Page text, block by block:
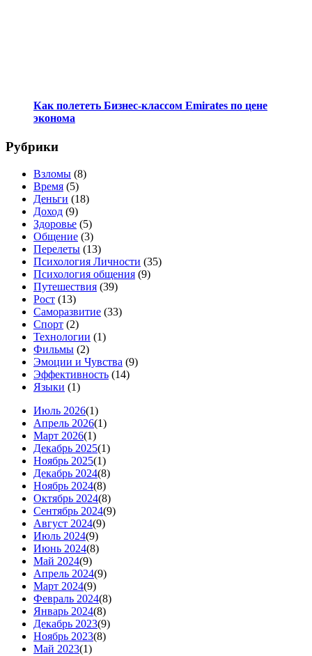
Как полететь Бизнес-классом Emirates по цене
эконома
Рубрики
Взломы (8)
Время (5)
Деньги (18)
Доход (9)
Здоровье (5)
Общение (3)
Перелеты (13)
Психология Личности (35)
Психология общения (9)
Путешествия (39)
Рост (13)
Саморазвитие (33)
Спорт (2)
Технологии (1)
Фильмы (2)
Эмоции и Чувства (9)
Эффективность (14)
Языки (1)
Июль 2026(1)
Апрель 2026(1)
Март 2026(1)
Декабрь 2025(1)
Ноябрь 2025(1)
Декабрь 2024(8)
Ноябрь 2024(8)
Октябрь 2024(8)
Сентябрь 2024(9)
Август 2024(9)
Июль 2024(9)
Июнь 2024(8)
Май 2024(9)
Апрель 2024(9)
Март 2024(9)
Февраль 2024(8)
Январь 2024(8)
Декабрь 2023(9)
Ноябрь 2023(8)
Май 2023(1)